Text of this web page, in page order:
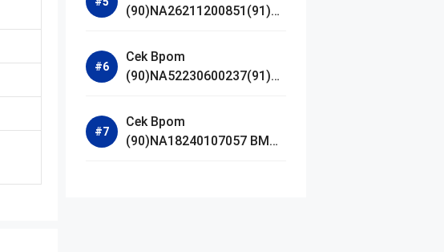
(90)NA26211200851(91)24
Madagascar Centella
Ampoule Foam
Cek Bpom
(90)NA52230600237(91)09
De Parfum
Cek Bpom
(90)NA18240107057 BMG